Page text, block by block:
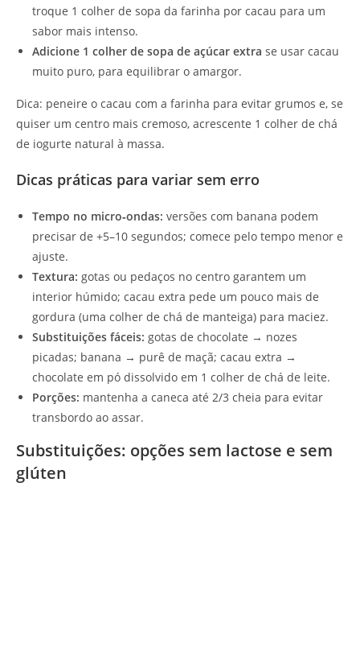
troque 1 colher de sopa da farinha por cacau para um
sabor mais intenso.
Adicione 1 colher de sopa de açúcar extra se usar cacau
muito puro, para equilibrar o amargor.
Dica: peneire o cacau com a farinha para evitar grumos e, se
quiser um centro mais cremoso, acrescente 1 colher de chá
de iogurte natural à massa.
Dicas práticas para variar sem erro
Tempo no micro‑ondas: versões com banana podem
precisar de +5–10 segundos; comece pelo tempo menor e
ajuste.
Textura: gotas ou pedaços no centro garantem um
interior húmido; cacau extra pede um pouco mais de
gordura (uma colher de chá de manteiga) para maciez.
Substituições fáceis: gotas de chocolate → nozes
picadas; banana → purê de maçã; cacau extra →
chocolate em pó dissolvido em 1 colher de chá de leite.
Porções: mantenha a caneca até 2/3 cheia para evitar
transbordo ao assar.
Substituições: opções sem lactose e sem
glúten